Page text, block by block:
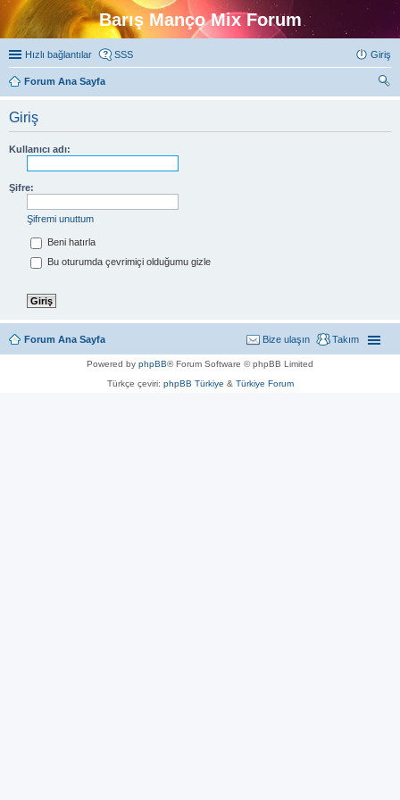
Barış Manço Mix Forum
Hızlı bağlantılar SSS Giriş
Forum Ana Sayfa
Giriş
Kullanıcı adı:
Şifre:
Şifremi unuttum
Beni hatırla
Bu oturumda çevrimiçi olduğumu gizle
Forum Ana Sayfa Takım
Bize ulaşın
Powered by phpBB® Forum Software © phpBB Limited
Türkçe çeviri: phpBB Türkiye & Türkiye Forum